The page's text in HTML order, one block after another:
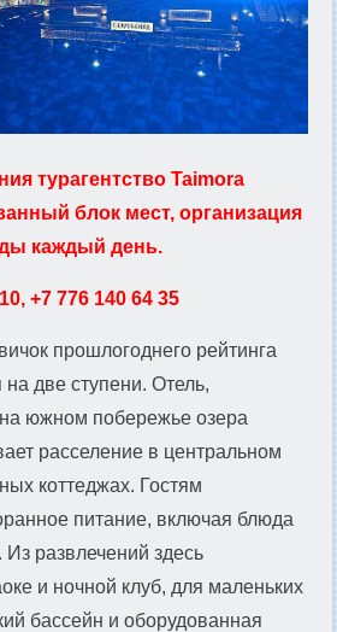
турагентство Taimora
блок мест, организация
каждый день.
+7 776 140 64 35
прошлогоднего рейтинга
две ступени. Отель,
южном побережье озера
расселение в центральном
коттеджах. Гостям
питание, включая блюда
Из развлечений здесь
и ночной клуб, для маленьких
бассейн и оборудованная